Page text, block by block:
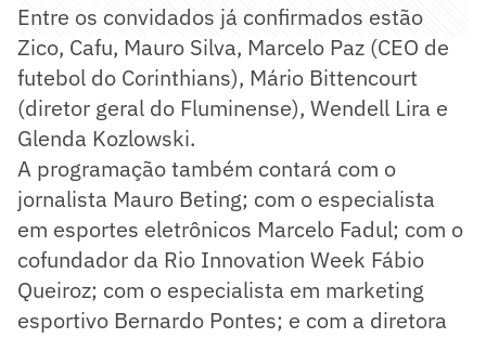
Entre os convidados já confirmados estão
Zico, Cafu, Mauro Silva, Marcelo Paz (CEO de
futebol do Corinthians), Mário Bittencourt
(diretor geral do Fluminense), Wendell Lira e
Glenda Kozlowski.
A programação também contará com o
jornalista Mauro Beting; com o especialista
em esportes eletrônicos Marcelo Fadul; com o
cofundador da Rio Innovation Week Fábio
Queiroz; com o especialista em marketing
esportivo Bernardo Pontes; e com a diretora